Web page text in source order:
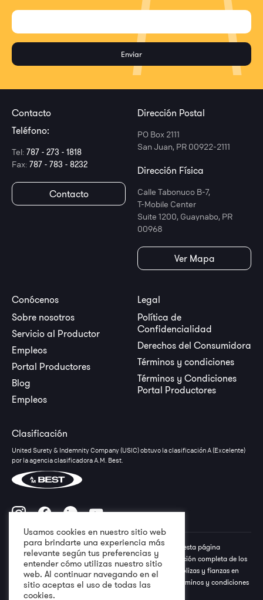
Contacto
Teléfono:
Tel: 787 - 273 - 1818
Fax: 787 - 783 - 8232
Contacto
Dirección Postal
PO Box 2111
San Juan, PR 00922-2111
Dirección Física
Calle Tabonuco B-7,
T-Mobile Center
Suite 1200, Guaynabo, PR
00968
Ver Mapa
Conócenos
Sobre nosotros
Servicio al Productor
Empleos
Portal Productores
Blog
Empleos
Legal
Política de
Confidencialidad
Derechos del Consumidora
Términos y condiciones
Términos y Condiciones
Portal Productores
Clasificación
United Surety & Indemnity Company (USIC) obtuvo la clasificación A (Excelente)
por la agencia clasificadora A.M. Best.
Todos los derechos reservados a USIC © Lo descrito en esta página
electrónica no debe interpretarse como una representación completa de los
términos, condiciones y exclusiones especiales de las pólizas y fianzas en
referencia. Favor referirse a la póliza y/o fianza para términos y condiciones
aplicables. 2026
Usamos cookies en nuestro sitio web
para brindarte una experiencia más
relevante según tus preferencias y
entender cómo utilizas nuestro sitio
web. Al continuar navegando en el
sitio aceptas el uso de todas las
cookies.